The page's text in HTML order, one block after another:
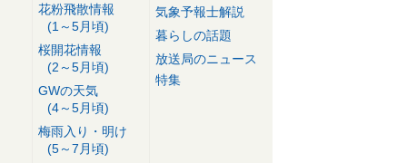
花粉飛散情報
(1～5月頃)
桜開花情報
(2～5月頃)
GWの天気
(4～5月頃)
梅雨入り・明け
(5～7月頃)
気象予報士解説
暮らしの話題
放送局のニュース
特集